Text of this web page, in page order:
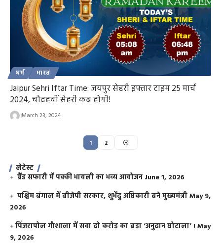
धर्म भारत
Jaipur Sehri Iftar Time: जयपुर सेहरी इफ्तार टाइम 25 मार्च
2024, चौदहवीं सेहरी कब होगी!
March 23, 2024
1 2
लेटेस्ट
ग्रैंड सफारी में पक्की भायली का भव्य आयोजन June 1, 2026
पश्चिम बंगाल में बीजेपी सरकार, शुभेंदु अधिकारी बने मुख्यमंत्रीMay 9,
2026
​पिंजरापोल गौशाला में सवा दो करोड़ का बड़ा ‘अनुदान घोटाला’ !May
9, 2026